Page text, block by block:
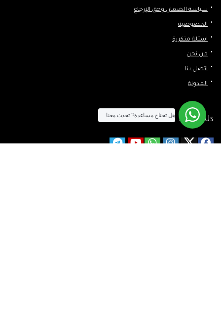
سياسة الضمان وحق الإرجاع
الخصوصية
اسئلة متكررة
من نحن
اتصل بنا
المدونة
Follow Us
هل تحتاج مساعدة? تحدث معنا